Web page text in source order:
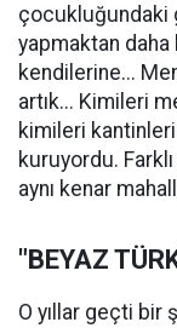
çocukluğundaki
yapmaktan
kendilerine...
artık... Kimileri
kimileri
kuruyordu.
aynı kenar
"BEYAZ TÜ
O yıllar geçti bir